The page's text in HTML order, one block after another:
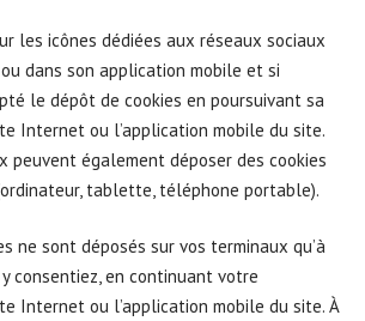
les icônes dédiées aux réseaux sociaux
dans son application mobile et si
le dépôt de cookies en poursuivant sa
Internet ou l’application mobile du site.
peuvent également déposer des cookies
tablette, téléphone portable).
ne sont déposés sur vos terminaux qu’à
consentiez, en continuant votre
Internet ou l’application mobile du site. À